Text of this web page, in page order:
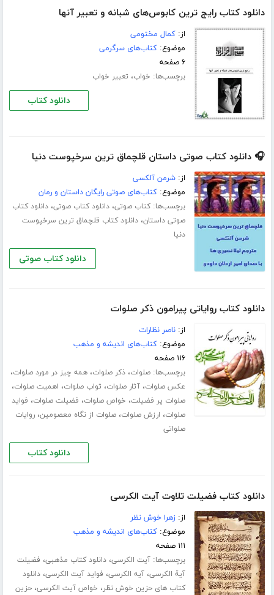
دانلود کتاب رایج ‌ترین کابوس‌های شبانه و تعبیر آنها
از:کمال مختومی
موضوع:کتاب‌های سرگرمی
۶ صفحه
برچسب‌ها: خواب، تعبیر خواب
دانلود کتاب
🎧 دانلود کتاب صوتی داستان قلچماق ترین سرخپوست دنیا
از:شرمن آلکسی
موضوع:کتاب‌های صوتی رایگان داستان و رمان
برچسب‌ها:کتاب صوتی،دانلود کتاب صوتی،دانلود کتاب
صوتی داستان،دانلود کتاب قلچماق ترین سرخپوست
دنیا
دانلود کتاب صوتی
دانلود کتاب روایاتی پیرامون ذکر صلوات
از:ناصر نظارات
موضوع:کتاب‌های اندیشه و مذهب
۱۱۶ صفحه
برچسب‌ها:صلوات،ذکر صلوات،همه چیز در مورد صلوات،
عکس صلوات،آثار صلوات، ثواب صلوات، اهمیت صلوات،
صلوات پر فضیلت، خواص صلوات، فضیلت صلوات، فواید
صلوات، ارزش صلوات،صلوات از نگاه معصومین،روایات
صلواتی
دانلود کتاب
دانلود کتاب فضیلت تلاوت آیت الکرسی
از:زهرا خوش نظر
موضوع:کتاب‌های اندیشه و مذهب
۱۱۱ صفحه
برچسب‌ها:آیت الکرسی،دانلود کتاب مذهبی، فضیلت
آیة الکرسی،آیه الکرسی، فواید آیت الکرسی،دانلود
کتاب های حزین خوش نظر، خواص آیت الکرسی،حزین